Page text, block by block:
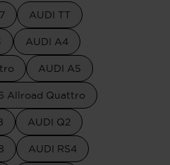
AUDI TT
AUDI A4
AUDI A5
Allroad Quattro
AUDI Q2
AUDI RS4